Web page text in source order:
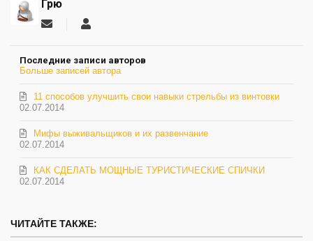
Грю
Подписаться
автора
Последние записи авторов
Больше записей автора
02.07.2014
11 способов улучшить свои навыки стрельбы из винтовки
02.07.2014
Мифы выживальщиков и их развенчание
02.07.2014
КАК СДЕЛАТЬ МОЩНЫЕ ТУРИСТИЧЕСКИЕ СПИЧКИ
ЧИТАЙТЕ ТАКЖЕ: